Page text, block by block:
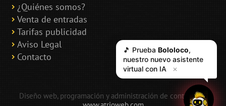
¿Quiénes somos?
Venta de entradas
Tarifas publicidad
Aviso Legal
Contacto
Diseño web, programación y administración de contenidos:
🎵 Prueba Bololoco,
nuestro nuevo asistente
virtual con IA
✕